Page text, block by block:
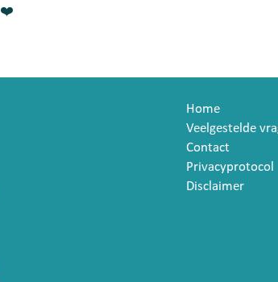
❤️
Home
Veelgestelde
Contact
Privacyprotocol
Disclaimer